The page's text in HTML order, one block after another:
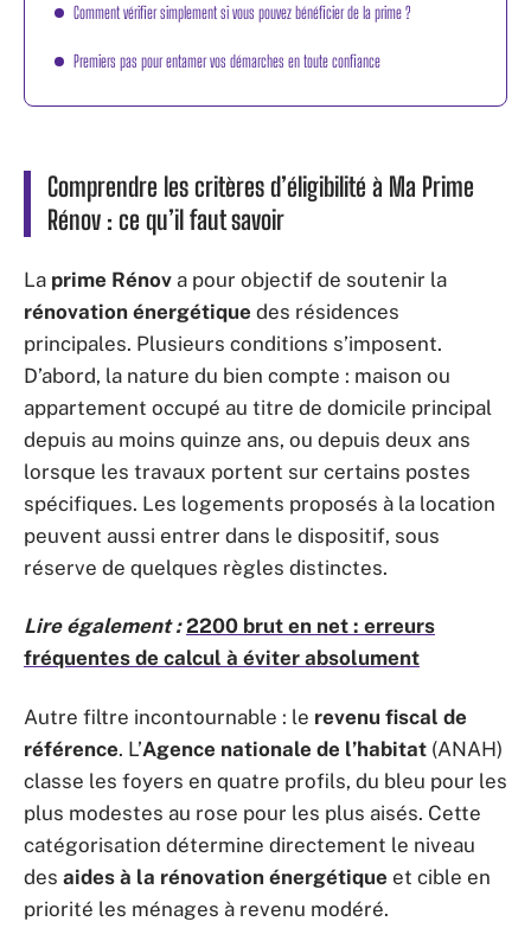
Comment vérifier simplement si vous pouvez bénéficier de la prime ?
Premiers pas pour entamer vos démarches en toute confiance
Comprendre les critères d’éligibilité à Ma Prime
Rénov : ce qu’il faut savoir
La prime Rénov a pour objectif de soutenir la
rénovation énergétique des résidences
principales. Plusieurs conditions s’imposent.
D’abord, la nature du bien compte : maison ou
appartement occupé au titre de domicile principal
depuis au moins quinze ans, ou depuis deux ans
lorsque les travaux portent sur certains postes
spécifiques. Les logements proposés à la location
peuvent aussi entrer dans le dispositif, sous
réserve de quelques règles distinctes.
Lire également : 2200 brut en net : erreurs
fréquentes de calcul à éviter absolument
Autre filtre incontournable : le revenu fiscal de
référence. L’Agence nationale de l’habitat (ANAH)
classe les foyers en quatre profils, du bleu pour les
plus modestes au rose pour les plus aisés. Cette
catégorisation détermine directement le niveau
des aides à la rénovation énergétique et cible en
priorité les ménages à revenu modéré.